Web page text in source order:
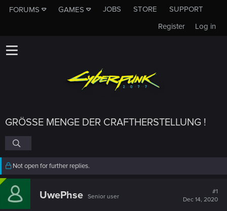
FORUMS GAMES JOBS STORE
SUPPORT
Log in
Register
GRÖSSE MENGE DER CRAFTHERSTELLUNG !
Not open for further replies.
UwePhse Senior user
#1
Dec 14, 2020